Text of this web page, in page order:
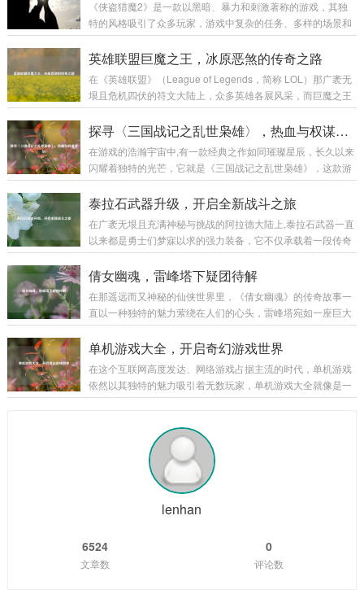
《侠盗猎魔2》是一款以黑暗、暴力和刺激著称的游戏，其独
特的风格吸引了众多玩家，游戏中复杂的任务、多样的场景和
富有挑战性的战斗让不少玩家感到困惑，本文将为大家带来一
份详细的图文攻略，助力玩家顺利通关,深入体验这款游戏的魅
力。 游戏初始准备 在开始游戏前，需要对游戏的基本操作有一
定了解。《侠盗猎魔2》的操作较为丰富，包括移动、攻击、
潜行等多个方面。 移动操作：使用键盘的方向键或者W、A、
度会有不同的效果，比如快速奔...
英雄联盟巨魔之王，冰原恶煞的传奇之路
在《英雄联盟》（League of Legends，简称 LOL）那广袤无
垠且危机四伏的符文大陆上，众多英雄各展风采，而巨魔之王
特朗德尔宛如冰原上的一座巍峨巨峰，散发着令人胆寒的气息,
书写着属于自己的独特传奇。 巨魔之王特朗德尔出生于弗雷尔
卓德那片终年被冰雪覆盖的土地，这片严酷的环境塑造了他坚
韧不拔且凶狠残暴的性格，弗雷尔卓德的冰原上，部落林立，
为了争夺有限的资源，各个部落之间时常爆发激烈的冲突，特
胁让他们的生存岌岌可危...
探寻〈三国战记之乱世枭雄〉，热血与权谋交织
在游戏的浩瀚宇宙中,有一款经典之作如同璀璨星辰，长久以来
闪耀着独特的光芒，它就是《三国战记之乱世枭雄》，这款游
戏以其丰富的玩法、精彩的剧情和深入人心的角色设定，带领
玩家穿越回那个群雄逐鹿、战火纷飞的三国乱世。 《三国战记
之乱世枭雄》以东汉末年的三国时期为宏大背景，这个时期，
汉室衰微，天下大乱，各路诸侯纷纷崛起，形成了一个个强大
的军事集团，游戏巧妙地将历史上的重大事件和著名战役融入
战曹操以少胜多击败袁绍，奠定统一北方的基础...
泰拉石武器升级，开启全新战斗之旅
在广袤无垠且充满神秘与挑战的阿拉德大陆上,泰拉石武器一直
以来都是勇士们梦寐以求的强力装备，它不仅承载着一段传奇
的历史，更以其独特的属性和强大的威力，在无数次惊心动魄
的战斗中陪伴着勇士们披荆斩棘，而泰拉石武器的升级，更是
为这场冒险之旅增添了全新的色彩和无限的可能。 泰拉石武器
的诞生源于古老的泰拉文明,传说中，泰拉文明曾经无比辉煌，
其锻造技术更是达到了登峰造极的境界，泰拉石便是那个时代
经千辛万苦，收集齐所需的材料，成功锻造出...
倩女幽魂，雷峰塔下疑团待解
在那遥远而又神秘的仙侠世界里，《倩女幽魂》的传奇故事一
直以一种独特的魅力萦绕在人们的心头，雷峰塔宛如一座巨大
的谜团，矗立在烟雨朦胧的江南大地，引得无数侠客、修道之
士纷纷前来探寻其中隐藏的秘密。 雷峰塔，本是镇压妖邪之物
的神圣之地，在《倩女幽魂》的世界中，它却逐渐成为了一个
充满诡异和谜团的存在，关于雷峰塔的传说层出不穷，有人说
塔中封印着上古时期的强大妖邪，其怨念化作了阴云，笼罩着
月圆之夜,就会有诡异的事件发生。 有一位年...
单机游戏大全，开启奇幻游戏世界
在这个互联网高度发达、网络游戏占据主流的时代，单机游戏
依然以其独特的魅力吸引着无数玩家，单机游戏大全就像是一
座宝库，为玩家们提供了各种各样精彩纷呈的游戏体验,让我们
机游戏是单机游戏大全中非常受欢迎的一个类别，以《上古卷
轴 5：天际》为例，这款游戏构建了一个宏大而开放的奇幻世
界，玩家可以自由地探索天际省的每一寸土地，与各种种族的
NPC互动，学习魔法、剑术等技能，完成丰富多样的任务，游
戏中丰富的剧情线和角色发展系统，让...
lenhan
6524
文章数
0
评论数